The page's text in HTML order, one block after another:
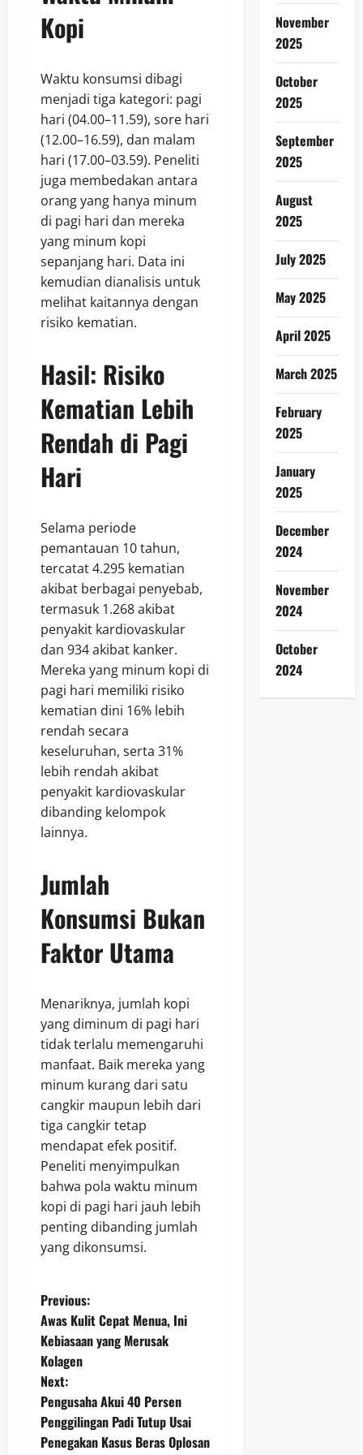
Kopi
Waktu konsumsi dibagi
menjadi tiga kategori: pagi
hari (04.00–11.59), sore hari
(12.00–16.59), dan malam
hari (17.00–03.59). Peneliti
juga membedakan antara
orang yang hanya minum
di pagi hari dan mereka
yang minum kopi
sepanjang hari. Data ini
kemudian dianalisis untuk
melihat kaitannya dengan
risiko kematian.
Hasil: Risiko
Kematian Lebih
Rendah di Pagi
Hari
Selama periode
pemantauan 10 tahun,
tercatat 4.295 kematian
akibat berbagai penyebab,
termasuk 1.268 akibat
penyakit kardiovaskular
dan 934 akibat kanker.
Mereka yang minum kopi di
pagi hari memiliki risiko
kematian dini 16% lebih
rendah secara
keseluruhan, serta 31%
lebih rendah akibat
penyakit kardiovaskular
dibanding kelompok
lainnya.
Jumlah
Konsumsi Bukan
Faktor Utama
Menariknya, jumlah kopi
yang diminum di pagi hari
tidak terlalu memengaruhi
manfaat. Baik mereka yang
minum kurang dari satu
cangkir maupun lebih dari
tiga cangkir tetap
mendapat efek positif.
Peneliti menyimpulkan
bahwa pola waktu minum
kopi di pagi hari jauh lebih
penting dibanding jumlah
yang dikonsumsi.
P
o
s
t
n
Previous:
Awas Kulit Cepat Menua, Ini
Kebiasaan yang Merusak
Kolagen
Next:
Pengusaha Akui 40 Persen
Penggilingan Padi Tutup Usai
Penegakan Kasus Beras Oplosan
November
2025
October
2025
September
2025
August
2025
July 2025
May 2025
April 2025
March 2025
February
2025
January
2025
December
2024
November
2024
October
2024